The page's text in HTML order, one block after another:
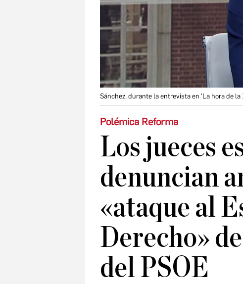
Sánchez, durante la entrevista en 'La hora de la
Polémica Reforma
Los jueces
denuncian
«ataque al
Derecho»
del PSOE